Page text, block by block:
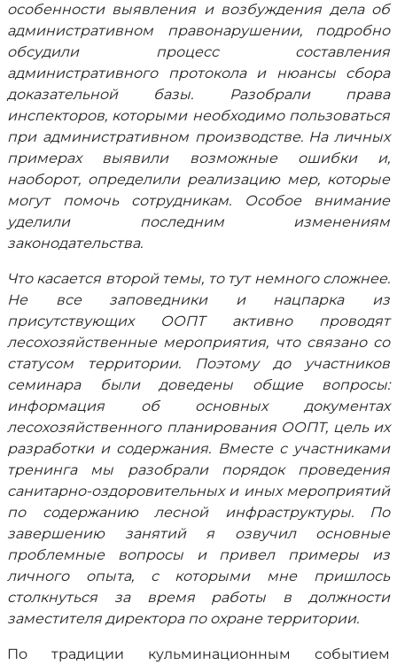
особенности выявления и возбуждения дела об
административном правонарушении, подробно
обсудили процесс составления
административного протокола и нюансы сбора
доказательной базы. Разобрали права
инспекторов, которыми необходимо пользоваться
при административном производстве. На личных
примерах выявили возможные ошибки и,
наоборот, определили реализацию мер, которые
могут помочь сотрудникам. Особое внимание
уделили последним изменениям
законодательства.
Что касается второй темы, то тут немного сложнее.
Не все заповедники и нацпарка из
присутствующих ООПТ активно проводят
лесохозяйственные мероприятия, что связано со
статусом территории. Поэтому до участников
семинара были доведены общие вопросы:
информация об основных документах
лесохозяйственного планирования ООПТ, цель их
разработки и содержания. Вместе с участниками
тренинга мы разобрали порядок проведения
санитарно-оздоровительных и иных мероприятий
по содержанию лесной инфраструктуры. По
завершению занятий я озвучил основные
проблемные вопросы и привел примеры из
личного опыта, с которыми мне пришлось
столкнуться за время работы в должности
заместителя директора по охране территории.
По традиции кульминационным событием